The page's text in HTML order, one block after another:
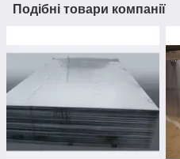
Подібні товари компанії